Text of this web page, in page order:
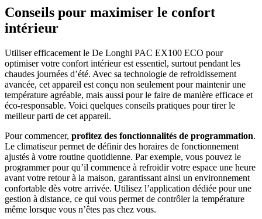
Conseils pour maximiser le confort
intérieur
Utiliser efficacement le De Longhi PAC EX100 ECO pour
optimiser votre confort intérieur est essentiel, surtout pendant les
chaudes journées d’été. Avec sa technologie de refroidissement
avancée, cet appareil est conçu non seulement pour maintenir une
température agréable, mais aussi pour le faire de manière efficace et
éco-responsable. Voici quelques conseils pratiques pour tirer le
meilleur parti de cet appareil.
Pour commencer, profitez des fonctionnalités de programmation.
Le climatiseur permet de définir des horaires de fonctionnement
ajustés à votre routine quotidienne. Par exemple, vous pouvez le
programmer pour qu’il commence à refroidir votre espace une heure
avant votre retour à la maison, garantissant ainsi un environnement
confortable dès votre arrivée. Utilisez l’application dédiée pour une
gestion à distance, ce qui vous permet de contrôler la température
même lorsque vous n’êtes pas chez vous.